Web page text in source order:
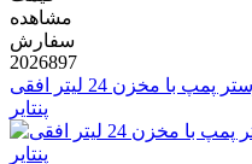
مشاهده
سفارش
2026897
بوستر پمپ با مخزن 24 لیتر افقی WATERPRESS SUPERINOX
پنتایر